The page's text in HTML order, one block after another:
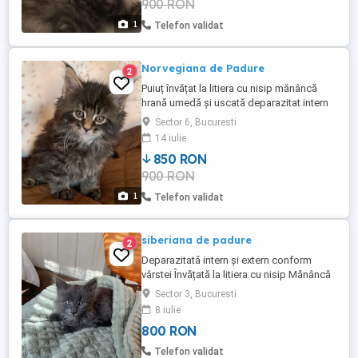
1
900 RON
Telefon validat
1
2 Norvegiana de Padure
Puiuț învățat la litiera cu nisip mănâncă
hrană umedă și uscată deparazitat intern
și extern provine din părinții rasa pură
100%
Sector 6, Bucuresti
14 iulie
850 RON
900 RON
Telefon validat
2 siberiana de padure
Deparazitată intern și extern conform
vârstei Învățată la litiera cu nisip Mănâncă
hrană uscată și umedă Provine din părinții
rasa pură
Sector 3, Bucuresti
8 iulie
800 RON
Telefon validat